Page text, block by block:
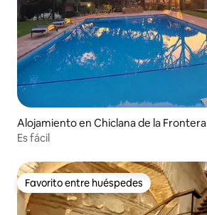
Alojamiento en Chiclana de la Frontera
Es fácil
Favorito entre huéspedes
Favorito entre huéspedes